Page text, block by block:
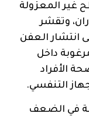
غير المعزولة
وتقشر
انتشار العفن
داخل
الأفراد
التنفسي.
في الضعف